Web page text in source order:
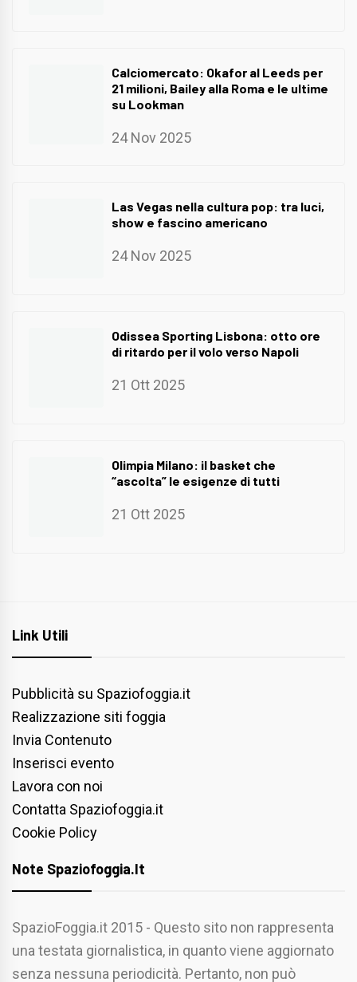
Calciomercato: Okafor al Leeds per
21 milioni, Bailey alla Roma e le ultime
su Lookman
24 Nov 2025
Las Vegas nella cultura pop: tra luci,
show e fascino americano
24 Nov 2025
Odissea Sporting Lisbona: otto ore
di ritardo per il volo verso Napoli
21 Ott 2025
Olimpia Milano: il basket che
“ascolta” le esigenze di tutti
21 Ott 2025
Link Utili
Pubblicità su Spaziofoggia.it
Realizzazione siti foggia
Invia Contenuto
Inserisci evento
Lavora con noi
Contatta Spaziofoggia.it
Cookie Policy
Note Spaziofoggia.it
SpazioFoggia.it 2015 - Questo sito non rappresenta
una testata giornalistica, in quanto viene aggiornato
senza nessuna periodicità. Pertanto, non può